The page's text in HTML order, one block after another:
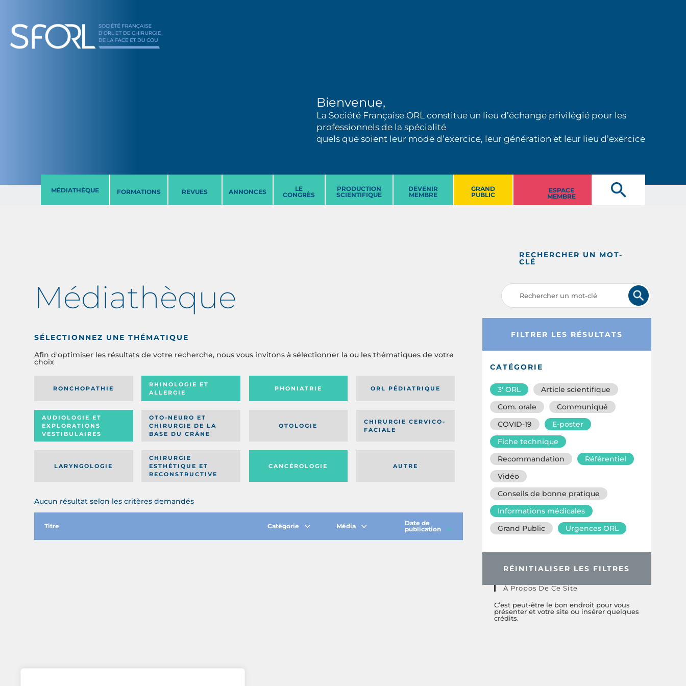
Bienvenue,
La Société Française ORL constitue un lieu d’échange privilégié pour les
professionnels de la spécialité
quels que soient leur mode d’exercice, leur génération et leur lieu d’exercice
MÉDIATHÈQUE FORMATIONS REVUES ANNONCES
LE
CONGRÈS
PRODUCTION
SCIENTIFIQUE
DEVENIR
MEMBRE
GRAND
PUBLIC
ESPACE
MEMBRE
Médiathèque
SÉLECTIONNEZ UNE THÉMATIQUE
Afin d'optimiser les résultats de votre recherche, nous vous invitons à sélectionner la ou les thématiques de votre
choix
RONCHOPATHIE
RHINOLOGIE ET
ALLERGIE
PHONIATRIE ORL PÉDIATRIQUE
AUDIOLOGIE ET
EXPLORATIONS
VESTIBULAIRES
OTO-NEURO ET
CHIRURGIE DE LA
BASE DU CRÂNE
OTOLOGIE
CHIRURGIE CERVICO-
FACIALE
AUTRE
LARYNGOLOGIE
CHIRURGIE
ESTHÉTIQUE ET
RECONSTRUCTIVE
CANCÉROLOGIE
Aucun résultat selon les critères demandés
Titre Catégorie Média
Date de
publication
RECHERCHER UN MOT-
CLÉ
FILTRER LES RÉSULTATS
CATÉGORIE
3′ ORL
Article scientifique
Com. orale
Communiqué
COVID-19
E-poster
Fiche technique
Recommandation
Référentiel
Vidéo
Conseils de bonne pratique
Informations médicales
Grand Public
Urgences ORL
RÉINITIALISER LES FILTRES
À Propos De Ce Site
C’est peut-être le bon endroit pour vous
présenter et votre site ou insérer quelques
crédits.